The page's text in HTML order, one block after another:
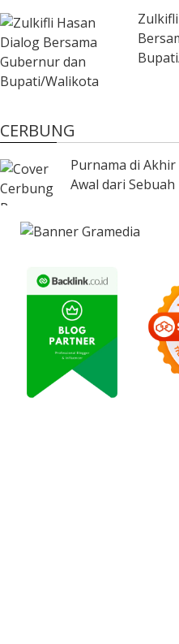
CERBUNG
Purnama di Akhir
Awal dari